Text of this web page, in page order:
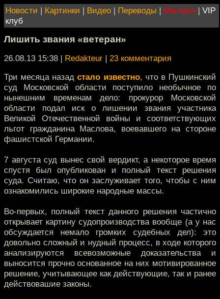
Новости | Картинки | Видео | Переводы | Магазин | VIP
клуб
Лишить звания «ветеран»
26.08.13 15:38 | Redakteur | 23 комментария
Три месяца назадстало известно, что в Пушкинский
суд Московской области поступило необычное по
нынешним временам дело: прокурор Московской
области подал иск о лишении звания участника
Великой Отечественной войны и соответствующих
льгот гражданина Маслова, воевавшего на стороне
фашистской Германии.
7 августа суд вынес свой вердикт, а некоторое время
спустя был опубликован и полный текст решения
суда. Считаю, что он заслуживает того, чтобы с ним
ознакомились широкие народные массы.
Во-первых, полный текст данного решения частично
открывает картину судопроизводства вообще (а у нас
обсуждается немало громких судебных дел): это
довольно сложный и нудный процесс, в ходе которого
анализируются всевозможные доказательства и
выносится прочно основанное на них мотивированное
решение, учитывающее как действующие, так и ранее
действовашие законы.